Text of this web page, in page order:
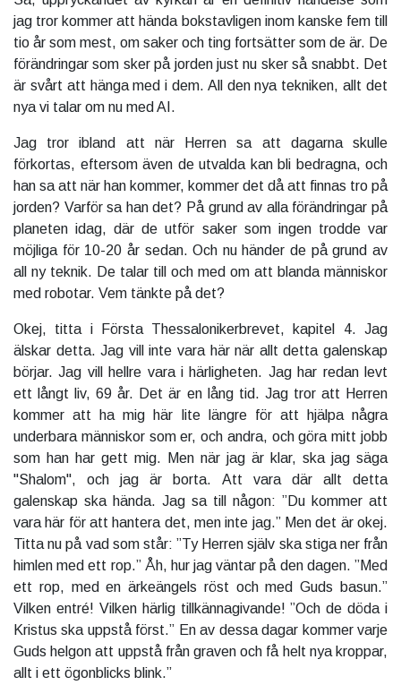
jag tror kommer att hända bokstavligen inom kanske fem till
tio år som mest, om saker och ting fortsätter som de är. De
förändringar som sker på jorden just nu sker så snabbt. Det
är svårt att hänga med i dem. All den nya tekniken, allt det
nya vi talar om nu med AI.
Jag tror ibland att när Herren sa att dagarna skulle
förkortas, eftersom även de utvalda kan bli bedragna, och
han sa att när han kommer, kommer det då att finnas tro på
jorden? Varför sa han det? På grund av alla förändringar på
planeten idag, där de utför saker som ingen trodde var
möjliga för 10-20 år sedan. Och nu händer de på grund av
all ny teknik. De talar till och med om att blanda människor
med robotar. Vem tänkte på det?
Okej, titta i Första Thessalonikerbrevet, kapitel 4. Jag
älskar detta. Jag vill inte vara här när allt detta galenskap
börjar. Jag vill hellre vara i härligheten. Jag har redan levt
ett långt liv, 69 år. Det är en lång tid. Jag tror att Herren
kommer att ha mig här lite längre för att hjälpa några
underbara människor som er, och andra, och göra mitt jobb
som han har gett mig. Men när jag är klar, ska jag säga
"Shalom", och jag är borta. Att vara där allt detta
galenskap ska hända. Jag sa till någon: ”Du kommer att
vara här för att hantera det, men inte jag.” Men det är okej.
Titta nu på vad som står: ”Ty Herren själv ska stiga ner från
himlen med ett rop.” Åh, hur jag väntar på den dagen. ”Med
ett rop, med en ärkeängels röst och med Guds basun.”
Vilken entré! Vilken härlig tillkännagivande! ”Och de döda i
Kristus ska uppstå först.” En av dessa dagar kommer varje
Guds helgon att uppstå från graven och få helt nya kroppar,
allt i ett ögonblicks blink.”